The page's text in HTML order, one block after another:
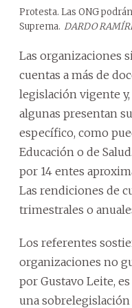
Protesta. Las ONG
Suprema. DARDO
Las organizaciones
cuentas a más de
legislación vigente
algunas presentan
específico, como
Educación o de
por 14 entes
Las rendiciones de
trimestrales o
Los referentes
organizaciones no
por Gustavo Leite,
una sobrelegislación